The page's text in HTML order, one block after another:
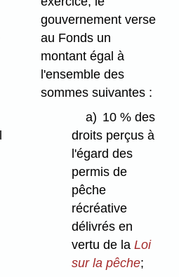
gouvernement verse
au Fonds un
montant égal à
l'ensemble des
sommes suivantes :
a) 10 % des
droits perçus à
l'égard des
permis de
pêche
récréative
délivrés en
vertu de laLoi
sur la pêche;